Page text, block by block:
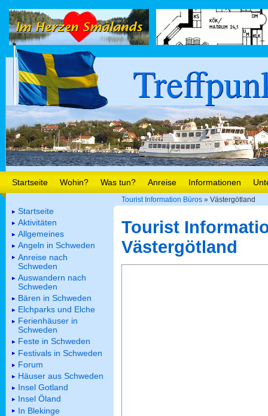
Startseite Wohin? Was tun? Anreise Informationen
Tourist Information Büros » Västergötland
Tourist
Västergötland
Startseite
Aktivitäten
Allgemeines
Angeln in Schweden
Anreise nach
Schweden
Auswandern nach
Schweden
Bären in Schweden
Elchparks und Elche
Ferienhäuser in
Schweden
Feste in Schweden
Festivals in Schweden
Forum
Häuser aus Schweden
Insel Gotland
Insel Öland
In Blekinge